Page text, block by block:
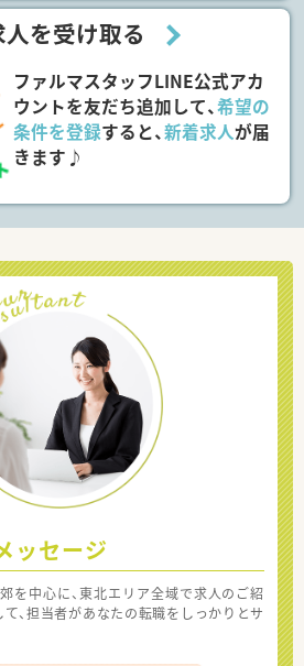
を受け取る
ファルマスタッフLINE公式アカ
ウントを友だち追加して、希望の
条件を登録すると、新着求人が届
きます♪
ッセージ
を中心に、東北エリア全域で求人のご紹
、担当者があなたの転職をしっかりとサ